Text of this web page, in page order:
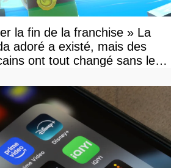
la fin de la franchise » La
adoré a existé, mais des
ont tout changé sans le